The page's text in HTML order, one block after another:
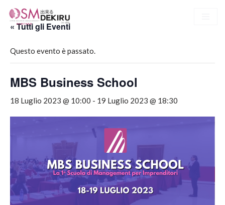
Vai
contenuto
« Tutti gli Eventi
Questo evento è passato.
MBS Business School
18 Luglio 2023 @ 10:00 - 19 Luglio 2023 @ 18:30